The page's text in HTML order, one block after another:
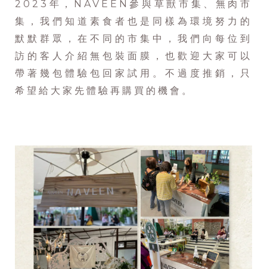
2023年，NAVEEN參與草獸市集、無肉市
集，我們知道素食者也是同樣為環境努力的
默默群眾，在不同的市集中，我們向每位到
訪的客人介紹無包裝面膜，也歡迎大家可以
帶著幾包體驗包回家試用。不過度推銷，只
希望給大家先體驗再購買的機會。